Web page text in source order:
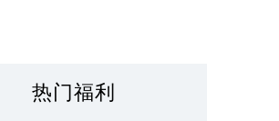
热门福利